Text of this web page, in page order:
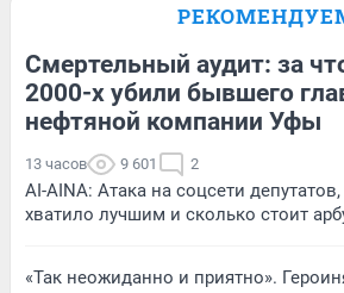
Смертельный аудит: за
2000-х убили бывшего
нефтяной компании Уфы
13 часов 9 601 2
AI-AINA: Атака на соцсети
хватило лучшим и сколько стоит
«Так неожиданно и приятно».